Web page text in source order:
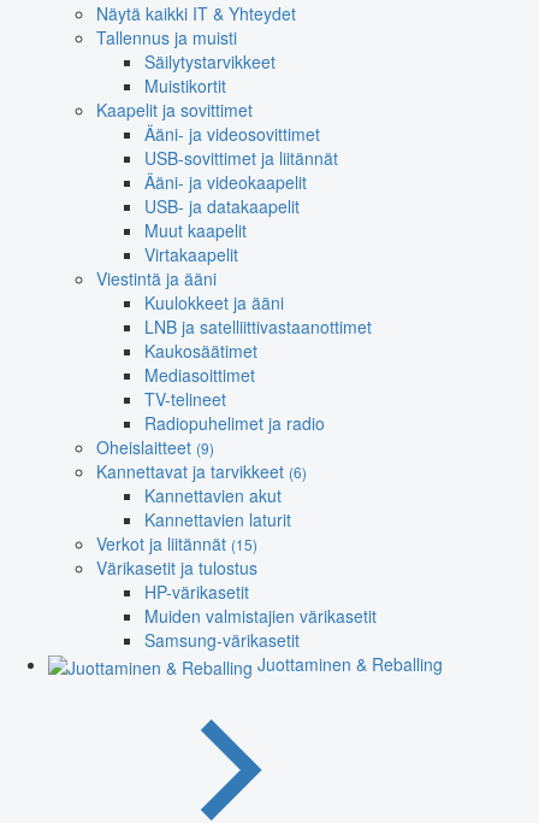
Näytä kaikki IT & Yhteydet
Tallennus ja muisti
Säilytystarvikkeet
Muistikortit
Kaapelit ja sovittimet
Ääni- ja videosovittimet
USB-sovittimet ja liitännät
Ääni- ja videokaapelit
USB- ja datakaapelit
Muut kaapelit
Virtakaapelit
Viestintä ja ääni
Kuulokkeet ja ääni
LNB ja satelliittivastaanottimet
Kaukosäätimet
Mediasoittimet
TV-telineet
Radiopuhelimet ja radio
Oheislaitteet (9)
Kannettavat ja tarvikkeet (6)
Kannettavien akut
Kannettavien laturit
Verkot ja liitännät (15)
Värikasetit ja tulostus
HP-värikasetit
Muiden valmistajien värikasetit
Samsung-värikasetit
Juottaminen & Reballing